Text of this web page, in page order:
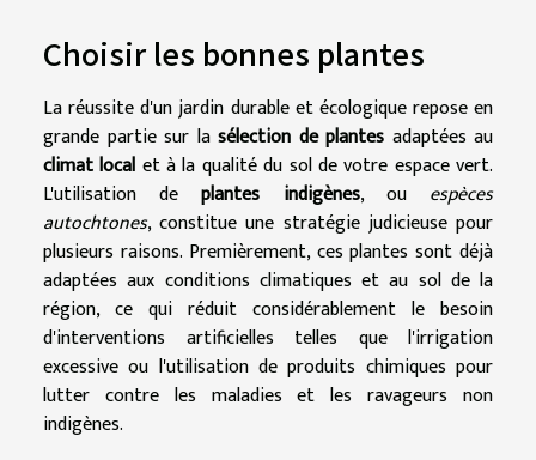
Choisir les bonnes plantes
La réussite d'un jardin durable et écologique repose en
grande partie sur la sélection de plantes adaptées au
climat local et à la qualité du sol de votre espace vert.
L'utilisation deplantes indigènes, ou espèces
autochtones, constitue une stratégie judicieuse pour
plusieurs raisons. Premièrement, ces plantes sont déjà
adaptées aux conditions climatiques et au sol de la
région, ce qui réduit considérablement le besoin
d'interventions artificielles telles que l'irrigation
excessive ou l'utilisation de produits chimiques pour
lutter contre les maladies et les ravageurs non
indigènes.